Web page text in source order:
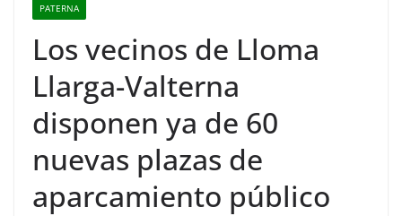
PATERNA
Los vecinos de Lloma
Llarga-Valterna
disponen ya de 60
nuevas plazas de
aparcamiento público